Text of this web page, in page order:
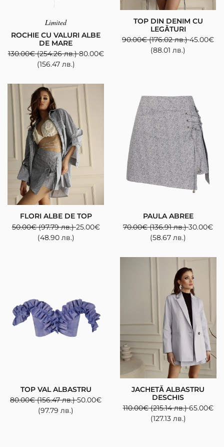
Limited
ROCHIE CU VALURI ALBE
DE MARE
130.00€ (254.26 лв.) 80.00€
(156.47 лв.)
TOP DIN DENIM CU
LEGĂTURI
90.00€ (176.02 лв.) 45.00€
(88.01 лв.)
FLORI ALBE DE TOP
50.00€ (97.79 лв.) 25.00€
(48.90 лв.)
PAULA ABREE
70.00€ (136.91 лв.) 30.00€
(58.67 лв.)
TOP VAL ALBASTRU
80.00€ (156.47 лв.) 50.00€
(97.79 лв.)
JACHETĂ ALBASTRU
DESCHIS
110.00€ (215.14 лв.) 65.00€
(127.13 лв.)